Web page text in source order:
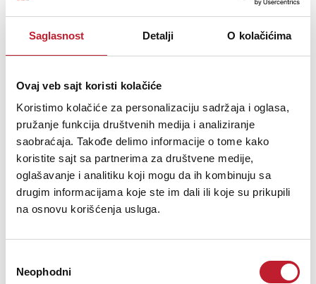
Saglasnost Detalji O kolačićima
Ovaj veb sajt koristi kolačiće
Koristimo kolačiće za personalizaciju sadržaja i oglasa,
pružanje funkcija društvenih medija i analiziranje
saobraćaja. Takođe delimo informacije o tome kako
koristite sajt sa partnerima za društvene medije,
oglašavanje i analitiku koji mogu da ih kombinuju sa
drugim informacijama koje ste im dali ili koje su prikupili
na osnovu korišćenja usluga.
сагласности
Neophodni
SPL Madison
- AD / DA Konverteri
143.880,00RSD
Madison MADI interfejs od SPL-a je audio/digital konverter & MADI
channel Audio Digital Interface) konzolu, ruter i PC MADI karticu. Sa